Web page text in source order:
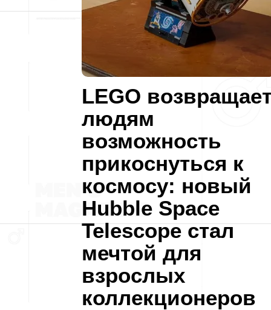
LEGO
людям
возможность
прикоснуться к
космосу: новый
Hubble Space
Telescope стал
мечтой для
взрослых
коллекционеров